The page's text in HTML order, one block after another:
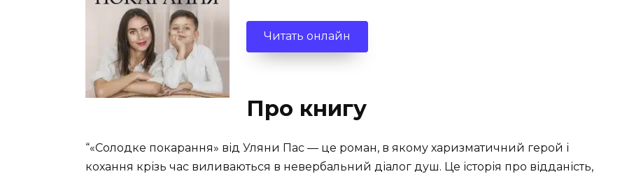
Читать онлайн
Про книгу
“«Солодке покарання» від Уляни Пас — це роман, в якому харизматичний герой і
кохання крізь час виливаються в невербальний діалог душ. Це історія про відданість,